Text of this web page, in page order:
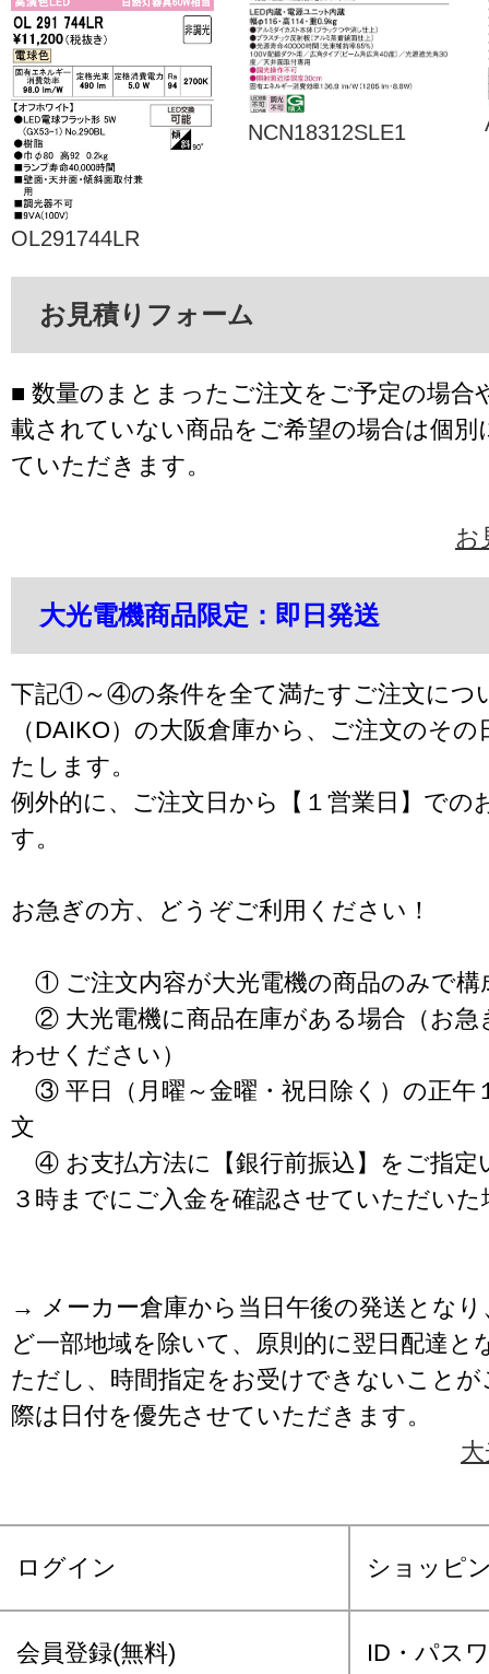
OL291744LR
NCN18312SLE1
お見積りフォーム
■ 数量のまとまったご注文をご予定の場合
載されていない商品をご希望の場合は個別
ていただきます。
お
大光電機商品限定：即日発送
下記①～④の条件を全て満たすご注文につ
（DAIKO）の大阪倉庫から、ご注文のそ
たします。
例外的に、ご注文日から【１営業日】での
す。
お急ぎの方、どうぞご利用ください！
① ご注文内容が大光電機の商品のみで構
② 大光電機に商品在庫がある場合（お急
わせください）
③ 平日（月曜～金曜・祝日除く）の正午
文
④ お支払方法に【銀行前振込】をご指定
３時までにご入金を確認させていただいた
→ メーカー倉庫から当日午後の発送となり
ど一部地域を除いて、原則的に翌日配達と
ただし、時間指定をお受けできないこと
際は日付を優先させていただきます。
ログイン ショッピ
会員登録(無料) ID・パス